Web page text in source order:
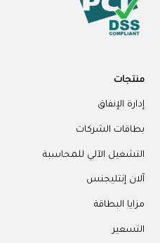
منتجات
إدارة الإنفاق
بطاقات الشركات
التشغيل الآلي للمحاسبة
آلان إنتليجنس
مزايا البطاقة
التسعير